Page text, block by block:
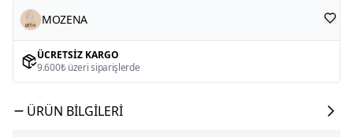
MOZENA
ÜCRETSIZ KARGO
9.600₺ üzeri siparişlerde
ÜRÜN BILGILERI